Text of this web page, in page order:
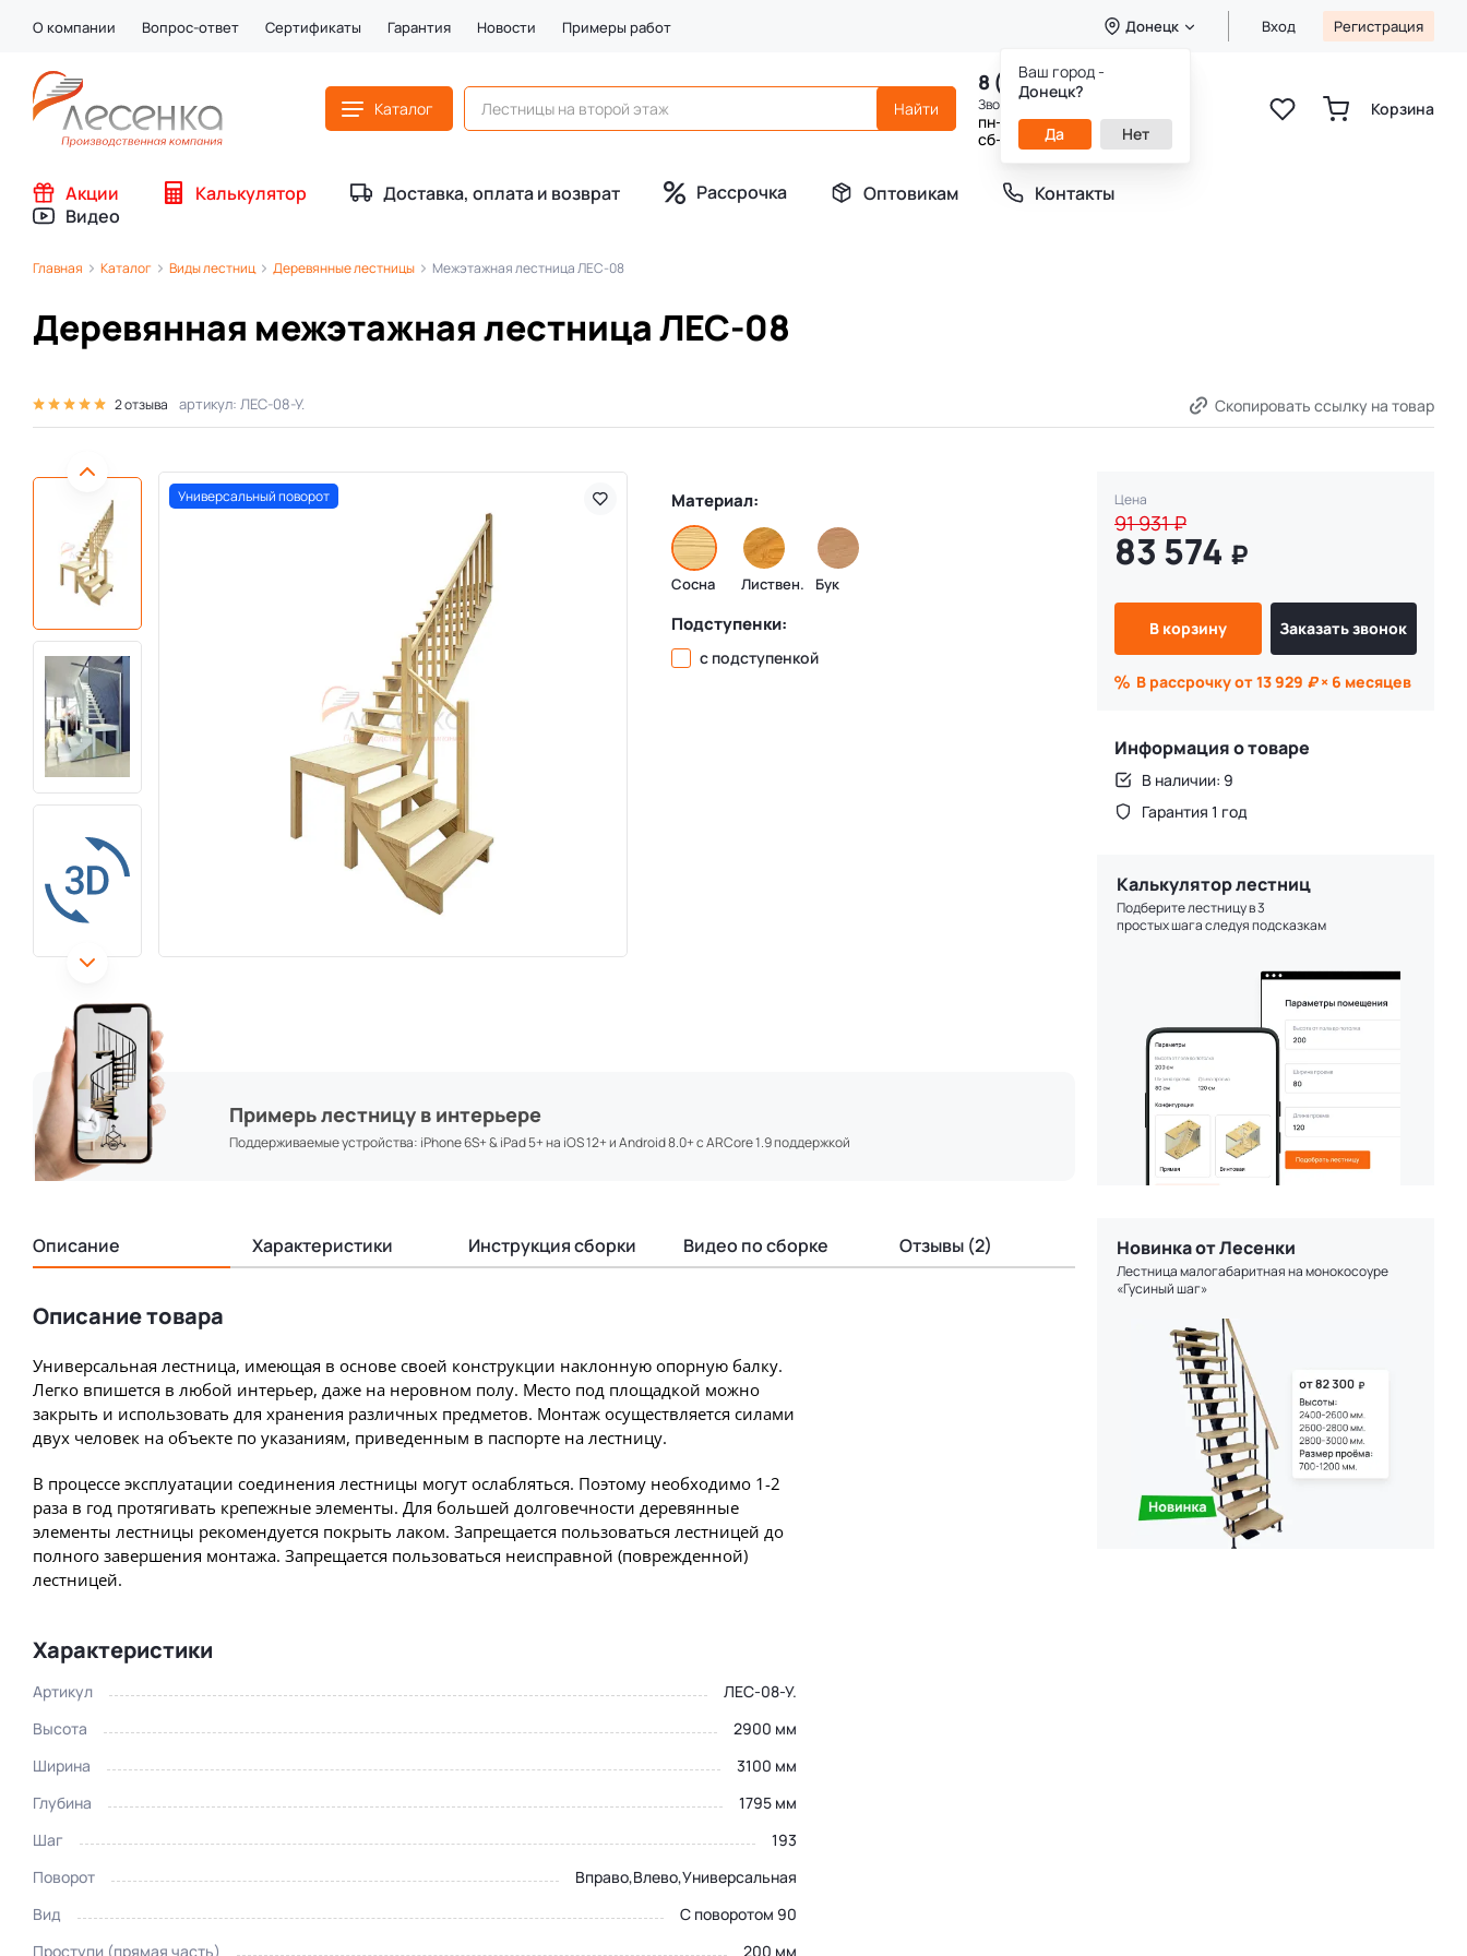
О компании Вопрос-ответ Сертификаты Гарантия Новости Примеры работ Донецк
Ваш город -
Донецк?
Да Нет
Вход Регистрация
Каталог
8 (800) 333-49-25
Звонок бесплатный
пн-пт 8:00-20:00
сб-вс 9:00-20:00
Корзина
Акции Калькулятор Доставка, оплата и возврат Рассрочка Оптовикам
Контакты
Видео
Главная Каталог Виды лестниц Деревянные лестницы Межэтажная лестница ЛЕС-08
Деревянная межэтажная лестница ЛЕС-08
2 отзыва артикул: ЛЕС-08-У. Скопировать ссылку на товар
Универсальный поворот Материал:
Сосна Листвен. Бук
Подступенки:
с подступенкой
Примерь лестницу в интерьере
Поддерживаемые устройства: iPhone 6S+ & iPad 5+ на iOS 12+ и Android 8.0+ с ARCore 1.9 поддержкой
Описание Характеристики Инструкция сборки Видео по сборке Отзывы (2)
Описание товара
Универсальная лестница, имеющая в основе своей конструкции наклонную опорную балку.
Легко впишется в любой интерьер, даже на неровном полу. Место под площадкой можно
закрыть и использовать для хранения различных предметов. Монтаж осуществляется силами
двух человек на объекте по указаниям, приведенным в паспорте на лестницу.
В процессе эксплуатации соединения лестницы могут ослабляться. Поэтому необходимо 1-2
раза в год протягивать крепежные элементы. Для большей долговечности деревянные
элементы лестницы рекомендуется покрыть лаком. Запрещается пользоваться лестницей до
полного завершения монтажа. Запрещается пользоваться неисправной (поврежденной)
лестницей.
Характеристики
Артикул
ЛЕС-08-У.
Высота
2900 мм
Ширина
3100 мм
Глубина
1795 мм
Шаг
193
Поворот
Вправо,Влево,Универсальная
Вид
С поворотом 90
Проступи (прямая часть)
200 мм
Цена
91 931₽
83 574 ₽
В корзину Заказать звонок
В рассрочку от 13 929 ₽× 6 месяцев
Информация о товаре
В наличии: 9
Гарантия 1 год
Калькулятор лестниц
Подберите лестницу в 3
простых шага следуя подсказкам
Новинка от Лесенки
Лестница малогабаритная на монокосоуре
«Гусиный шаг»